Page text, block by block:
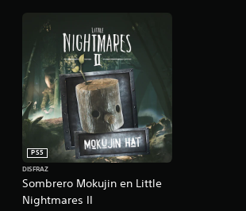
Sombrero Mokujin en Little
Nightmares II
PS5
DISFRAZ